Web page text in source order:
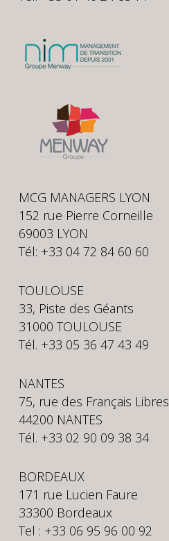
MCG MANAGERS LYON
152 rue Pierre Corneille
69003 LYON
Tél: +33 04 72 84 60 60
TOULOUSE
33, Piste des Géants
31000 TOULOUSE
Tél. +33 05 36 47 43 49
NANTES
75, rue des Français Libres
44200 NANTES
Tél. +33 02 90 09 38 34
BORDEAUX
171 rue Lucien Faure
33300 Bordeaux
Tel : +33 06 95 96 00 92